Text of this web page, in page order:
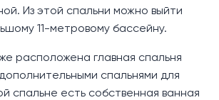
Из этой спальни можно выйти
11-метровому бассейну.
расположена главная спальня
спальнями для
спальне есть собственная ванная